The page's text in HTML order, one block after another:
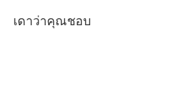
เดาว่าคุณชอบ